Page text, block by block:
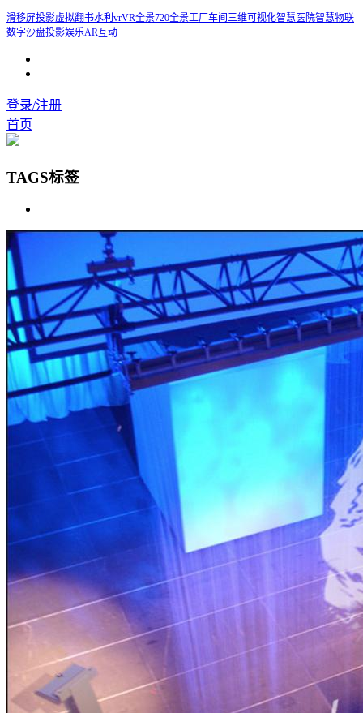
滑移屏投影虚拟翻书水利vrVR全景720全景工厂车间三维可视化智慧医院智慧物联
数字沙盘投影娱乐AR互动
登录/注册
首页
TAGS标签